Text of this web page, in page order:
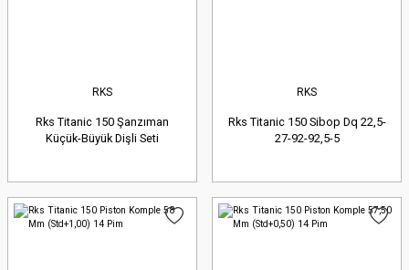
RKS
Rks Titanic 150 Şanzıman
Küçük-Büyük Dişli Seti
RKS
Rks Titanic 150 Sibop Dq 22,5-
27-92-92,5-5